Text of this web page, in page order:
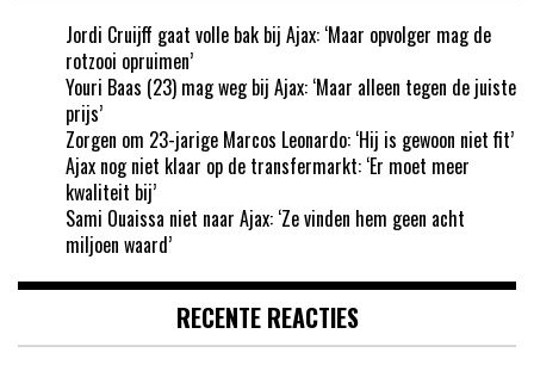
Jordi Cruijff gaat volle bak bij Ajax: ‘Maar opvolger mag de
rotzooi opruimen’
Youri Baas (23) mag weg bij Ajax: ‘Maar alleen tegen de juiste
prijs’
Zorgen om 23-jarige Marcos Leonardo: ‘Hij is gewoon niet fit’
Ajax nog niet klaar op de transfermarkt: ‘Er moet meer
kwaliteit bij’
Sami Ouaissa niet naar Ajax: ‘Ze vinden hem geen acht
miljoen waard’
RECENTE REACTIES